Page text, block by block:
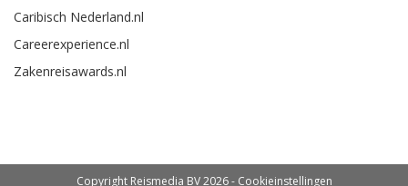
Caribisch Nederland.nl
Careerexperience.nl
Zakenreisawards.nl
Copyright Reismedia BV 2026 - Cookieinstellingen